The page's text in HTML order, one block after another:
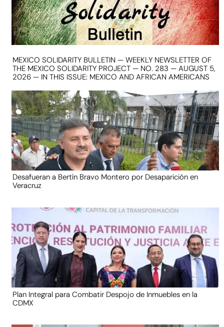
MEXICO SOLIDARITY BULLETIN — WEEKLY NEWSLETTER OF
THE MEXICO SOLIDARITY PROJECT — NO. 283 — AUGUST 5,
2026 — IN THIS ISSUE: MEXICO AND AFRICAN AMERICANS
Desafueran a Bertín Bravo Montero por Desaparición en
Veracruz
Plan Integral para Combatir Despojo de Inmuebles en la
CDMX